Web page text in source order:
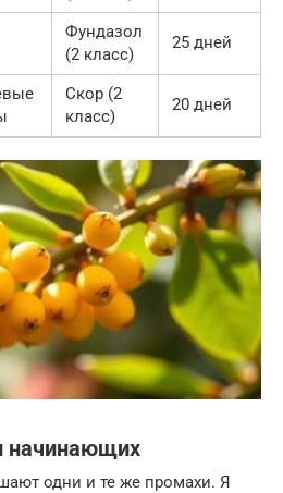
Фундазол
(2 класс)
25 дней
Скор (2
класс)
20 дней
начинающих
одни и те же промахи. Я